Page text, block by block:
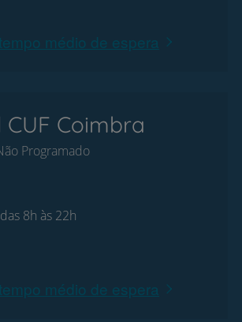
médio de espera
CUF Coimbra
Programado
8h às 22h
médio de espera